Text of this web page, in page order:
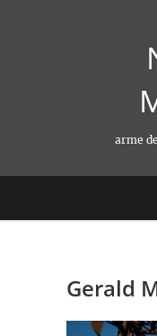
arme
Gerald